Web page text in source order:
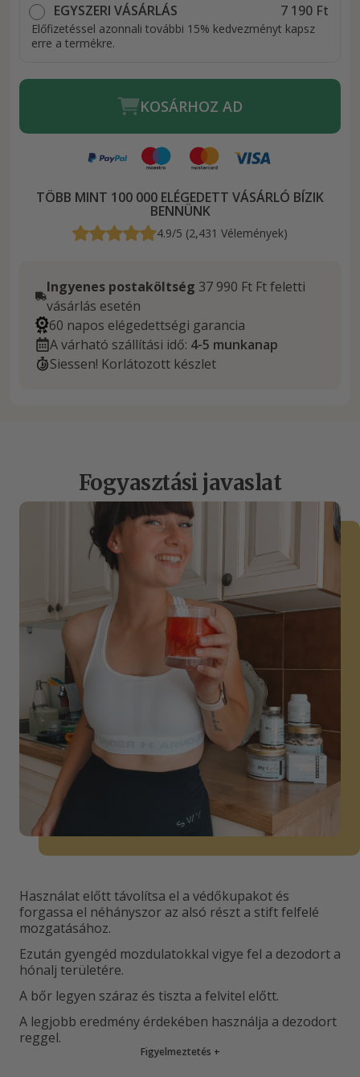
EGYSZERI VÁSÁRLÁS 7 190 Ft
Előfizetéssel azonnali további 15% kedvezményt kapsz
erre a termékre.
KOSÁRHOZ AD
TÖBB MINT 100 000 ELÉGEDETT VÁSÁRLÓ BÍZIK
BENNÜNK
4.9/5 (2,431 Vélemények)
Ingyenes postaköltség 37 990 Ft Ft feletti
vásárlás esetén
60 napos elégedettségi garancia
A várható szállítási idő: 4-5 munkanap
Siessen! Korlátozott készlet
Fogyasztási javaslat
Használat előtt távolítsa el a védőkupakot és
forgassa el néhányszor az alsó részt a stift felfelé
mozgatásához.
Ezután gyengéd mozdulatokkal vigye fel a dezodort a
hónalj területére.
A bőr legyen száraz és tiszta a felvitel előtt.
A legjobb eredmény érdekében használja a dezodort
reggel.
Figyelmeztetés +